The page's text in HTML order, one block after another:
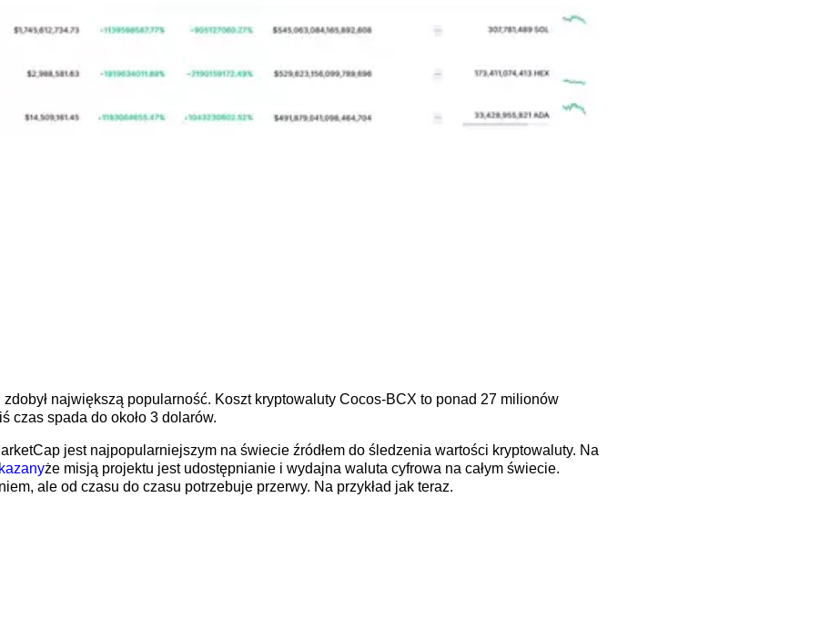
największą popularność. Koszt kryptowaluty Cocos-BCX to ponad 27 milionów
czas spada do około 3 dolarów.
jest najpopularniejszym na świecie źródłem do śledzenia wartości kryptowaluty. Na
że misją projektu jest udostępnianie i wydajna waluta cyfrowa na całym świecie.
ale od czasu do czasu potrzebuje przerwy. Na przykład jak teraz.